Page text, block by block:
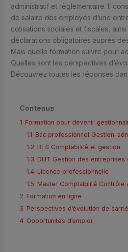
administratif et règlementaire. Il
de salaire des employés d’une
cotisations sociales et fiscales,
déclarations obligatoires auprès
Mais quelle formation suivre pour
Quelles sont les perspectives
Découvrez toutes les réponses
Contenus
1 Formation pour devenir
1.1 Bac professionnel Gestion-
1.2 BTS Comptabilité et gestion
1.3 DUT Gestion des entreprises
1.4 Licence professionnelle
1.5 Master Comptabilité Contrôle
2 Formation en ligne
3 Perspectives d’évolution de
4 Opportunités d’emploi